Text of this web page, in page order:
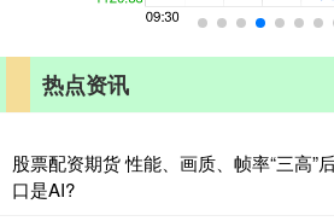
热点资讯
股票配资期货 性能、画质、帧率“三高”
口是AI?